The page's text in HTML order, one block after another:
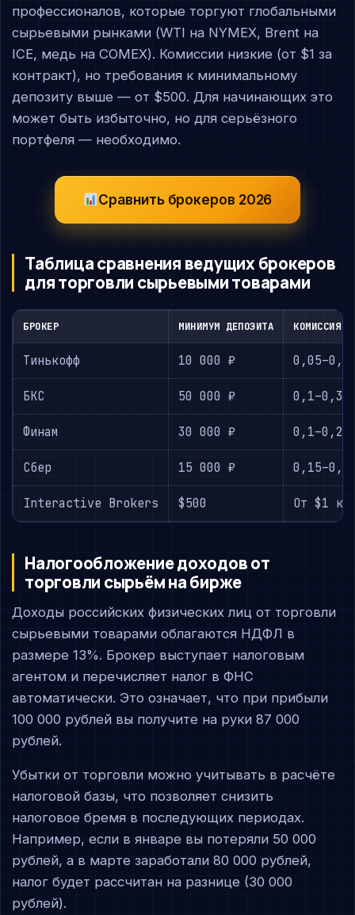
профессионалов, которые торгуют глобальными
сырьевыми рынками (WTI на NYMEX, Brent на
ICE, медь на COMEX). Комиссии низкие (от $1 за
контракт), но требования к минимальному
депозиту выше — от $500. Для начинающих это
может быть избыточно, но для серьёзного
портфеля — необходимо.
Сравнить брокеров 2026
Таблица сравнения ведущих брокеров
для торговли сырьевыми товарами
БРОКЕР МИНИМУМ ДЕПОЗИТА КОМИССИЯ
Тинькофф 10 000 ₽ 0,05–0,2
БКС 50 000 ₽ 0,1–0,3
Финам 30 000 ₽ 0,1–0,2
Сбер 15 000 ₽
Interactive Brokers $500 От $1
Налогообложение доходов от
торговли сырьём на бирже
Доходы российских физических лиц от торговли
сырьевыми товарами облагаются НДФЛ в
размере 13%. Брокер выступает налоговым
агентом и перечисляет налог в ФНС
автоматически. Это означает, что при прибыли
100 000 рублей вы получите на руки 87 000
рублей.
Убытки от торговли можно учитывать в расчёте
налоговой базы, что позволяет снизить
налоговое бремя в последующих периодах.
Например, если в январе вы потеряли 50 000
рублей, а в марте заработали 80 000 рублей,
налог будет рассчитан на разнице (30 000
рублей).